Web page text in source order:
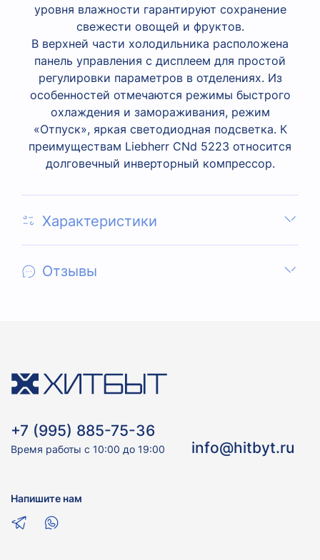
уровня влажности гарантируют сохранение
свежести овощей и фруктов.
В верхней части холодильника расположена
панель управления с дисплеем для простой
регулировки параметров в отделениях. Из
особенностей отмечаются режимы быстрого
охлаждения и замораживания, режим
«Отпуск», яркая светодиодная подсветка. К
преимуществам Liebherr CNd 5223 относится
долговечный инверторный компрессор.
Характеристики
Отзывы
+7 (995) 885-75-36
Время работы с 10:00 до 19:00 info@hitbyt.ru
Напишите нам